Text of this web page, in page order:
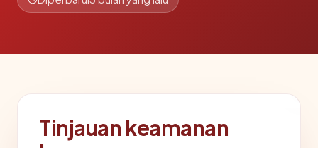
Tinjauan keamanan